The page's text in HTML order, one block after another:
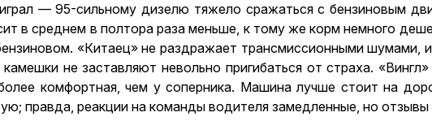
— 95-сильному дизелю тяжело сражаться с бензиновым
в среднем в полтора раза меньше, к тому же корм немного
«Китаец» не раздражает трансмиссионными шумами,
не заставляют невольно пригибаться от страха.
комфортная, чем у соперника. Машина лучше стоит на
правда, реакции на команды водителя замедленные, но отзывы